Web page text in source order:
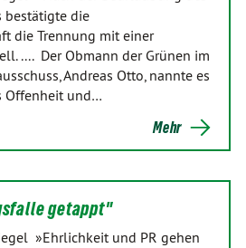
bestätigte die
die Trennung mit einer
.... Der Obmann der Grünen im
Andreas Otto, nannte es
Offenheit und…
Mehr
getappt"
»Ehrlichkeit und PR gehen